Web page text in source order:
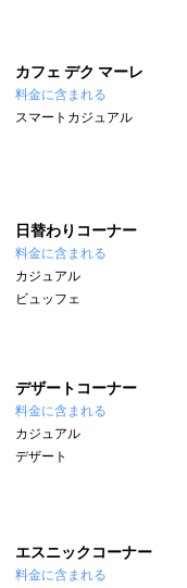
カフェ デク マーレ
料金に含まれる
スマートカジュアル
日替わりコーナー
料金に含まれる
カジュアル
ビュッフェ
デザートコーナー
料金に含まれる
カジュアル
デザート
エスニックコーナー
料金に含まれる